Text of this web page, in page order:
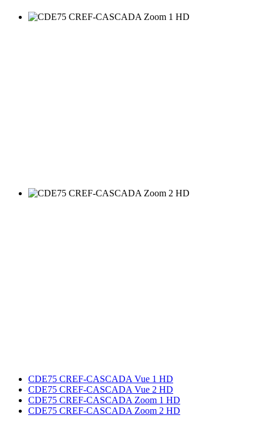
CDE75 CREF-CASCADA Vue 1 HD
CDE75 CREF-CASCADA Vue 2 HD
CDE75 CREF-CASCADA Zoom 1 HD
CDE75 CREF-CASCADA Zoom 2 HD